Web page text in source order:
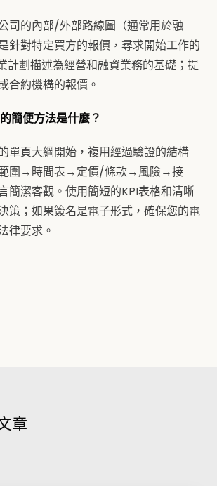
司的內部/外部路線圖（通常用於融
針對特定買方的報價，尋求開始工作的
計劃描述為經營和融資業務的基礎；提
合約機構的報價。
簡便方法是什麼？
單頁大綱開始，複用經過驗證的結構
圍→時間表→定價/條款→風險→接
簡潔客觀。使用簡短的KPI表格和清晰
策；如果簽名是電子形式，確保您的電
律要求。
章